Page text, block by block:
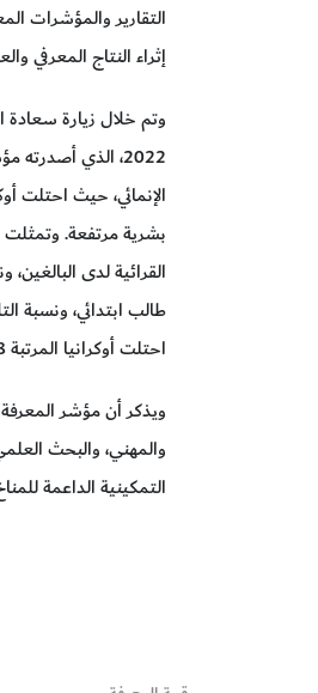
التقارير والمؤشرات
إثراء النتاج المعرفي
وتم خلال زيارة سعادة
2022، الذي
بشرية مرتفعة. وتمثلت
القرائية لدى
طالب ابتدائي، ونسبة
احتلت أوكرانيا المرتبة 18 عالمياً في التعليم قبل الجامعي.
ويذكر أن مؤشر
والمهني، والبحث
التمكينية الداعمة